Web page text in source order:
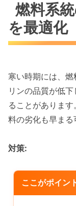
燃料系
を最適化
寒い時期には、
リンの品質が低
ることがありま
料の劣化も早まる
対策:
ここがポイン